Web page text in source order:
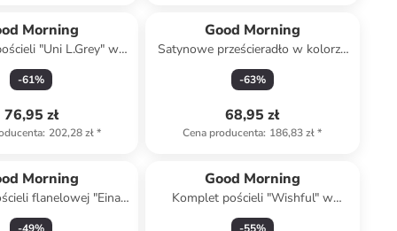
Morning
"Uni L.Grey" w
jasnoszarym
-61%
76,95 zł
: 202,28 zł*
Good Morning
Satynowe prześcieradło w kolorze
morskim na gumce
-63%
68,95 zł
Cena producenta: 186,83 zł*
Morning
flanelowej "Eina"
beżowym
Good Morning
Komplet pościeli "Wishful" w
kolorze błękitnym